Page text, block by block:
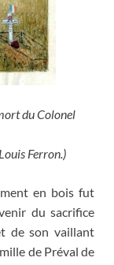
du Colonel
Ferron.)
en bois fut
du sacrifice
de son vaillant
de Préval de